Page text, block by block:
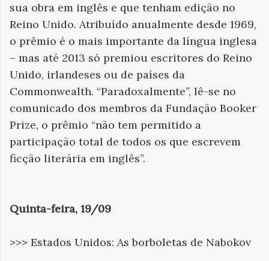
sua obra em inglês e que tenham edição no
Reino Unido. Atribuído anualmente desde 1969,
o prêmio é o mais importante da língua inglesa
– mas até 2013 só premiou escritores do Reino
Unido, irlandeses ou de países da
Commonwealth. “Paradoxalmente”, lê-se no
comunicado dos membros da Fundação Booker
Prize, o prêmio “não tem permitido a
participação total de todos os que escrevem
ficção literária em inglês”.
Quinta-feira, 19/09
>>> Estados Unidos: As borboletas de Nabokov